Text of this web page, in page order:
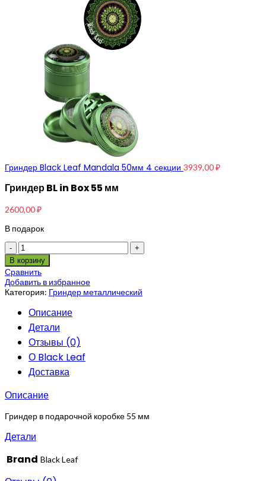
Гриндер Black Leaf Mandala 50мм 4 секции 3939,00₽
Гриндер BL in Box 55 мм
2600,00₽
В подарок
Количество
В корзину
Сравнить
Добавить в избранное
Категория: Гриндер металлический
Описание
Детали
Отзывы (0)
О Black Leaf
Доставка
Описание
Гриндер в подарочной коробке 55 мм
Детали
Brand Black Leaf